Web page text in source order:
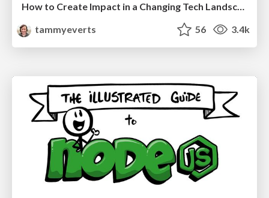
How to Create Impact in a Changing Tech Landscape [PerfNow 2023]
tammyeverts
56 3.4k